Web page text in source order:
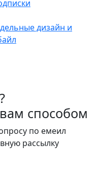
дизайн и
способом
по емеил
рассылку